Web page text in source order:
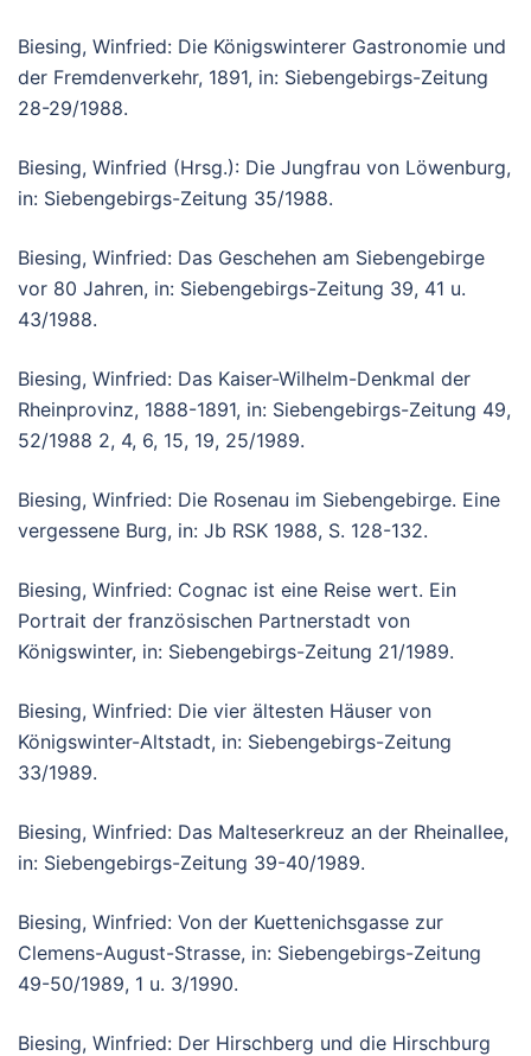
Biesing, Winfried: Die Königswinterer Gastronomie und
der Fremdenverkehr, 1891, in: Siebengebirgs-Zeitung
28-29/1988.
Biesing, Winfried (Hrsg.): Die Jungfrau von Löwenburg,
in: Siebengebirgs-Zeitung 35/1988.
Biesing, Winfried: Das Geschehen am Siebengebirge
vor 80 Jahren, in: Siebengebirgs-Zeitung 39, 41 u.
43/1988.
Biesing, Winfried: Das Kaiser-Wilhelm-Denkmal der
Rheinprovinz, 1888-1891, in: Siebengebirgs-Zeitung 49,
52/1988 2, 4, 6, 15, 19, 25/1989.
Biesing, Winfried: Die Rosenau im Siebengebirge. Eine
vergessene Burg, in: Jb RSK 1988, S. 128-132.
Biesing, Winfried: Cognac ist eine Reise wert. Ein
Portrait der französischen Partnerstadt von
Königswinter, in: Siebengebirgs-Zeitung 21/1989.
Biesing, Winfried: Die vier ältesten Häuser von
Königswinter-Altstadt, in: Siebengebirgs-Zeitung
33/1989.
Biesing, Winfried: Das Malteserkreuz an der Rheinallee,
in: Siebengebirgs-Zeitung 39-40/1989.
Biesing, Winfried: Von der Kuettenichsgasse zur
Clemens-August-Strasse, in: Siebengebirgs-Zeitung
49-50/1989, 1 u. 3/1990.
Biesing, Winfried: Der Hirschberg und die Hirschburg